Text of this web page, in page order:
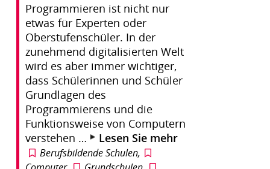
Programmieren ist nicht nur
etwas für Experten oder
Oberstufenschüler. In der
zunehmend digitalisierten Welt
wird es aber immer wichtiger,
dass Schülerinnen und Schüler
Grundlagen des
Programmierens und die
Funktionsweise von Computern
verstehen …
Lesen Sie mehr
Berufsbildende Schulen,